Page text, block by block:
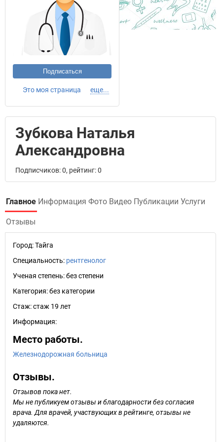
Подписаться
Это моя страница еще...
Зубкова Наталья
Александровна
Подписчиков: 0, рейтинг: 0
Главное Информация Фото Видео Публикации Услуги
Отзывы
Город:Тайга
Специальность: рентгенолог
Ученая степень:без степени
Категория:без категории
Стаж:стаж 19 лет
Информация:
Место работы.
Железнодорожная больница
Отзывы.
Отзывов пока нет.
Мы не публикуем отзывы и благодарности без согласия
врача. Для врачей, участвующих в рейтинге, отзывы не
удаляются.